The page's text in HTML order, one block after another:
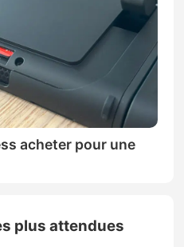
acheter pour une
plus attendues